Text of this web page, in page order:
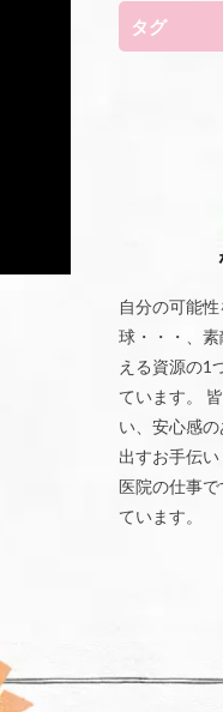
タグ
自分の可能
球・・・、
える資源の1
ています。
い、安心感
出すお手伝
医院の仕事
ています。